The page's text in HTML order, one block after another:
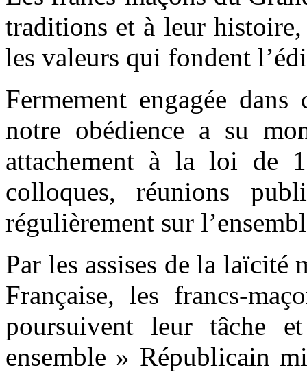
traditions et à leur
les valeurs qui fondent
Fermement engagée
notre obédience a su
attachement à la loi de
colloques, réunions
régulièrement sur
Par les assises de la laïcité
Française, les francs-
poursuivent leur tâche
ensemble » Républicain